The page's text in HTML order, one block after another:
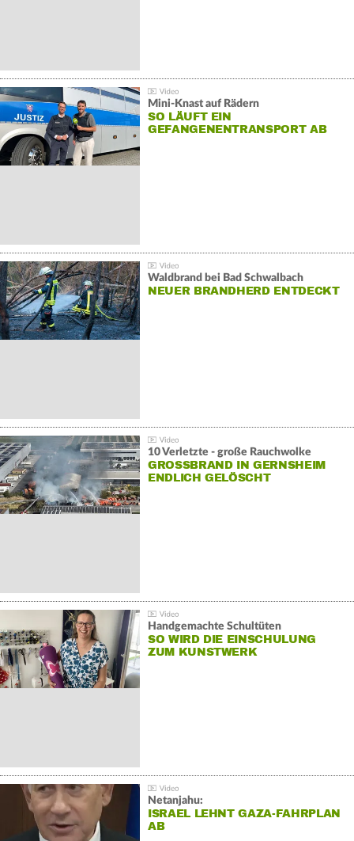
Mini-Knast auf Rädern
SO LÄUFT EIN
GEFANGENENTRANSPORT AB
Waldbrand bei Bad Schwalbach
NEUER BRANDHERD ENTDECKT
10 Verletzte - große Rauchwolke
GROSSBRAND IN GERNSHEIM E
NDLICH GELÖSCHT
Handgemachte Schultüten
SO WIRD DIE EINSCHULUNG
ZUM KUNSTWERK
Netanjahu:
ISRAEL LEHNT GAZA-FAHRPLAN
AB